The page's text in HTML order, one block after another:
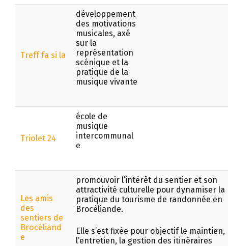
Treff fa si la
développement
des motivations
musicales, axé
sur la
représentation
scénique et la
pratique de la
musique vivante
Triolet 24
école de
musique
intercommunal
e
Les amis
des
sentiers de
Brocéliand
e
promouvoir l’intérêt du sentier et son
attractivité culturelle pour dynamiser la
pratique du tourisme de randonnée en
Brocéliande.
Elle s’est fixée pour objectif le maintien,
l’entretien, la gestion des itinéraires